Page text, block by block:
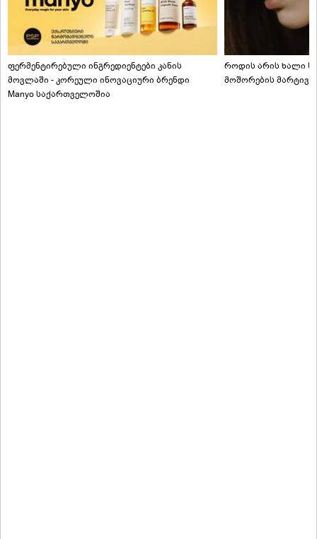
ფერმენტირებული ინგრედიენტები კანის
მოვლაში - კორეული ინოვაციური ბრენდი
Manyo საქართველოშია
როდის არის ხალი
მოშორების